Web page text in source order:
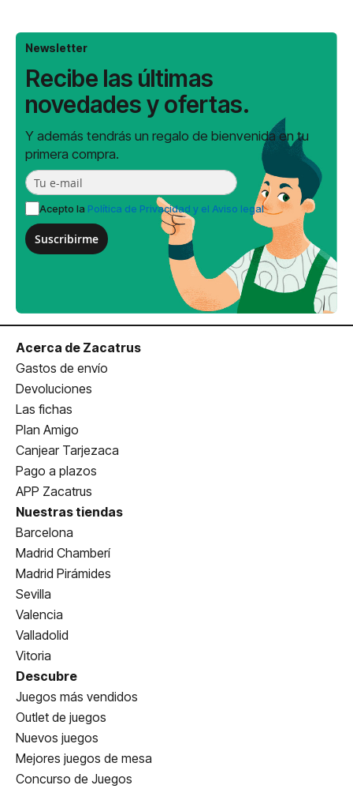
Newsletter
Recibe las últimas
novedades y ofertas.
Y además tendrás un regalo de bienvenida en tu
primera compra.
Acepto la Política de Privacidad y el Aviso legal
Suscribirme
Acerca de Zacatrus
Gastos de envío
Devoluciones
Las fichas
Plan Amigo
Canjear Tarjezaca
Pago a plazos
APP Zacatrus
Nuestras tiendas
Barcelona
Madrid Chamberí
Madrid Pirámides
Sevilla
Valencia
Valladolid
Vitoria
Descubre
Juegos más vendidos
Outlet de juegos
Nuevos juegos
Mejores juegos de mesa
Concurso de Juegos